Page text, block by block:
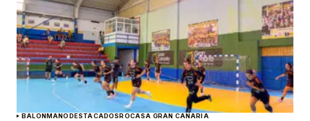
BALONMANODESTACADOSROCASA GRAN CANARIA